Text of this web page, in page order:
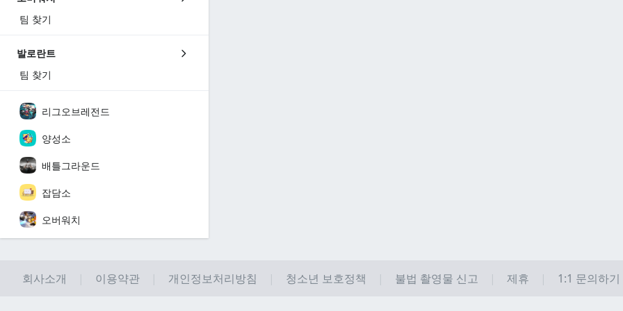
팀 찾기
발로란트
팀 찾기
리그오브레전드
양성소
배틀그라운드
잡담소
오버워치
회사소개 이용약관 개인정보처리방침 청소년 보호정책 불법 촬영물 신고 제휴 1:1 문의하기